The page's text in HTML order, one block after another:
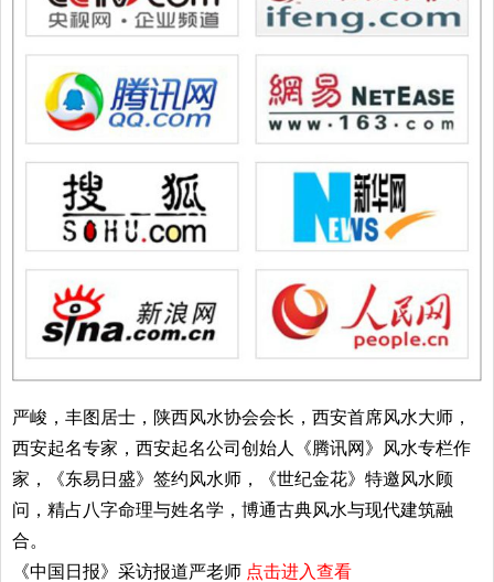
严峻，丰图居士，陕西风水协会会长，西安首席风水大师，
西安起名专家，西安起名公司创始人《腾讯网》风水专栏作
家，《东易日盛》签约风水师，《世纪金花》特邀风水顾
问，精占八字命理与姓名学，博通古典风水与现代建筑融
合。
《中国日报》采访报道严老师 点击进入查看